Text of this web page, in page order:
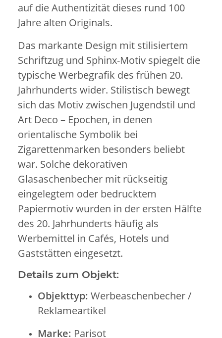
auf die Authentizität dieses rund 100
Jahre alten Originals.
Das markante Design mit stilisiertem
Schriftzug und Sphinx-Motiv spiegelt die
typische Werbegrafik des frühen 20.
Jahrhunderts wider. Stilistisch bewegt
sich das Motiv zwischen Jugendstil und
Art Deco – Epochen, in denen
orientalische Symbolik bei
Zigarettenmarken besonders beliebt
war. Solche dekorativen
Glasaschenbecher mit rückseitig
eingelegtem oder bedrucktem
Papiermotiv wurden in der ersten Hälfte
des 20. Jahrhunderts häufig als
Werbemittel in Cafés, Hotels und
Gaststätten eingesetzt.
Details zum Objekt:
Objekttyp: Werbeaschenbecher /
Reklameartikel
Marke: Parisot